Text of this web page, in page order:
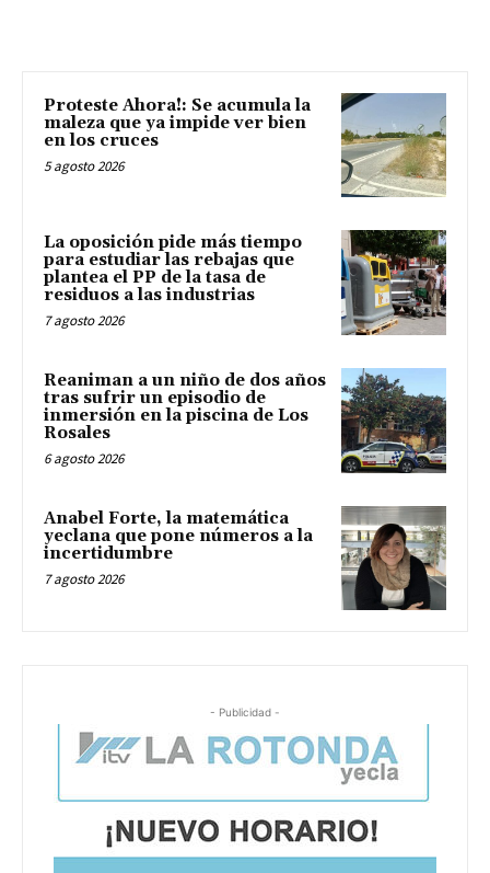
Proteste Ahora!: Se acumula la
maleza que ya impide ver bien
en los cruces
5 agosto 2026
La oposición pide más tiempo
para estudiar las rebajas que
plantea el PP de la tasa de
residuos a las industrias
7 agosto 2026
Reaniman a un niño de dos años
tras sufrir un episodio de
inmersión en la piscina de Los
Rosales
6 agosto 2026
Anabel Forte, la matemática
yeclana que pone números a la
incertidumbre
7 agosto 2026
- Publicidad -